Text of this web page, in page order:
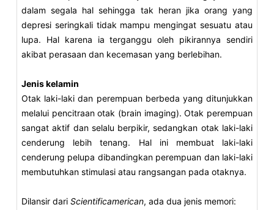
dalam segala hal sehingga tak heran jika orang yang
depresi seringkali tidak mampu mengingat sesuatu atau
lupa. Hal karena ia terganggu oleh pikirannya sendiri
akibat perasaan dan kecemasan yang berlebihan.
Jenis kelamin
Otak laki-laki dan perempuan berbeda yang ditunjukkan
melalui pencitraan otak (brain imaging). Otak perempuan
sangat aktif dan selalu berpikir, sedangkan otak laki-laki
cenderung lebih tenang. Hal ini membuat laki-laki
cenderung pelupa dibandingkan perempuan dan laki-laki
membutuhkan stimulasi atau rangsangan pada otaknya.
Dilansir dari Scientificamerican, ada dua jenis memori: